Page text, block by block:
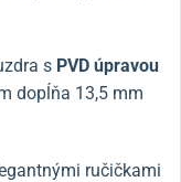
s PVD úpravou
dopĺňa 13,5 mm
ručičkami